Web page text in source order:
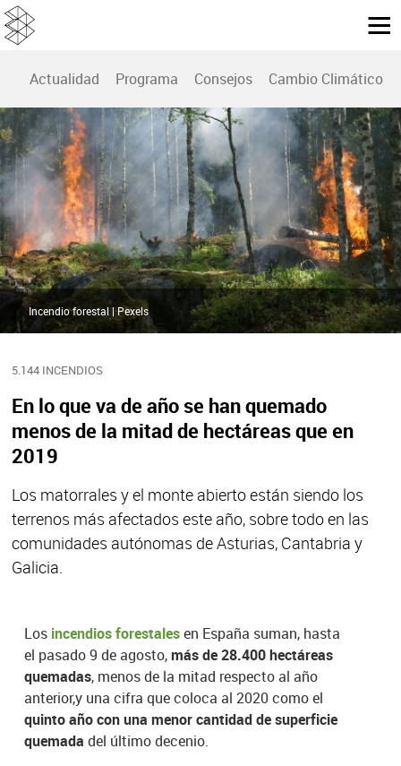
Actualidad Programa Consejos Cambio Climático
5.144 INCENDIOS
En lo que va de año se han quemado
menos de la mitad de hectáreas que en
2019
Los matorrales y el monte abierto están siendo los
terrenos más afectados este año, sobre todo en las
comunidades autónomas de Asturias, Cantabria y
Galicia.
Incendio forestal | Pexels
Los incendios forestalesen España suman, hasta
el pasado 9 de agosto,más de 28.400 hectáreas
quemadas, menos de la mitad respecto al año
anterior,y una cifra que coloca al 2020 como el
quinto año con una menor cantidad de superficie
quemada del último decenio.